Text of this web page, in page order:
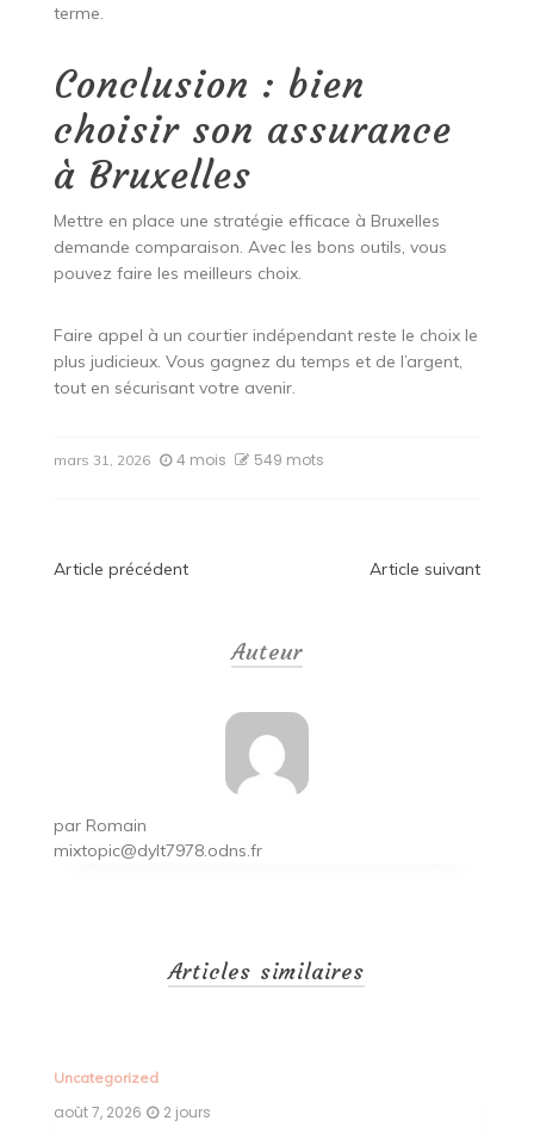
terme.
Conclusion : bien
choisir son assurance
à Bruxelles
Mettre en place une stratégie efficace à Bruxelles
demande comparaison. Avec les bons outils, vous
pouvez faire les meilleurs choix.
Faire appel à un courtier indépendant reste le choix le
plus judicieux. Vous gagnez du temps et de l’argent,
tout en sécurisant votre avenir.
mars 31, 2026 4 mois 549 mots
Navigation
Article précédent Article suivant
Auteur
par Romain
mixtopic@dylt7978.odns.fr
Articles similaires
Uncategorized
août 7, 2026 2 jours